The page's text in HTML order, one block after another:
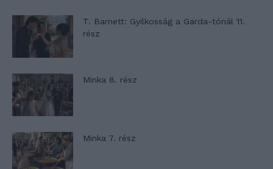
T. Barnett: Gyilkosság a Garda-tónál 11.
rész
Minka 8. rész
Minka 7. rész